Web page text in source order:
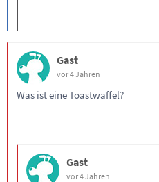
Gast
vor 4 Jahren
Was ist eine Toastwaffel?
Gast
vor 4 Jahren